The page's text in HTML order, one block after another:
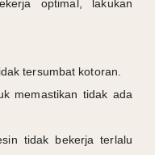
optimal, lakukan
tersumbat kotoran.
memastikan tidak ada
tidak bekerja terlalu